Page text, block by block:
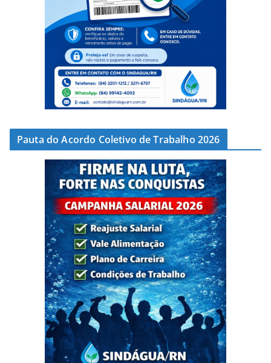
Pauta do Acordo Coletivo de Trabalho 2026